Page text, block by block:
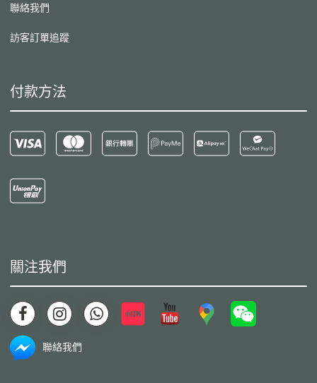
聯絡我們
訪客訂單追蹤
付款方法
關注我們
聯絡我們